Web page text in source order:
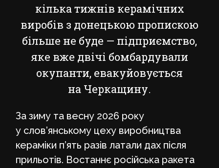
кілька тижнів керамічних
виробів з донецькою пропискою
більше не буде — підприємство,
яке вже двічі бомбардували
окупанти, евакуйовується
на Черкащину.
За зиму та весну 2026 року
у слов’янському цеху виробництва
кераміки п’ять разів латали дах після
прильотів. Востаннє російська ракета